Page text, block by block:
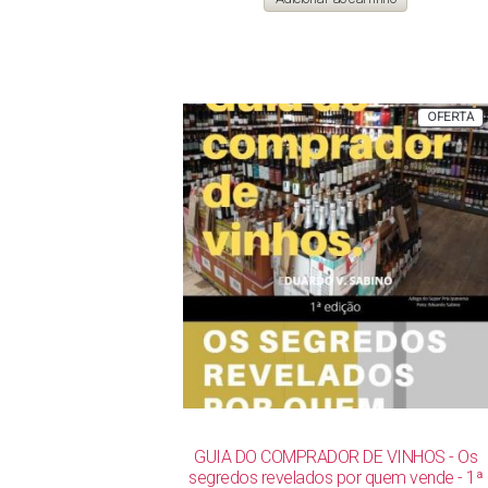
R$ 142,00. R$ 119,00.
OFERTA
GUIA DO COMPRADOR DE VINHOS - Os
segredos revelados por quem vende - 1ª